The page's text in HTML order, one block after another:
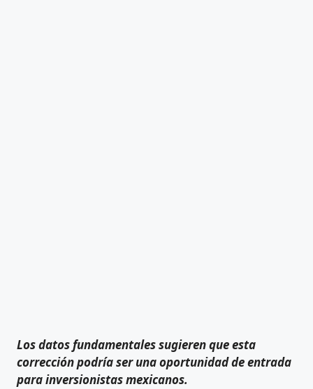
Los datos fundamentales sugieren que esta
corrección podría ser una oportunidad de entrada
para inversionistas mexicanos.